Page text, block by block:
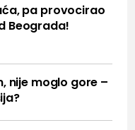
pa provocirao
Beograda!
nije moglo gore –